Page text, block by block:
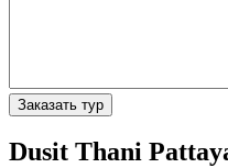
Заказать тур
Dusit Thani